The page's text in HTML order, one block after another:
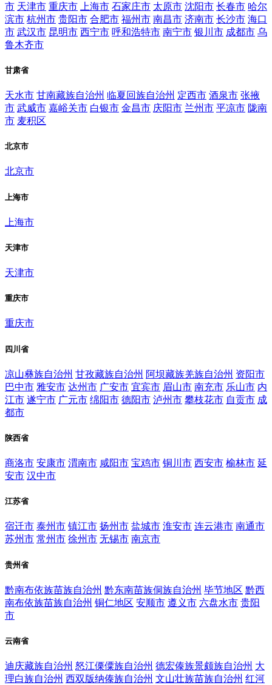
市 天津市 重庆市 上海市 石家庄市 太原市 沈阳市 长春市 哈尔
滨市 杭州市 贵阳市 合肥市 福州市 南昌市 济南市 长沙市 海口
市 武汉市 昆明市 西宁市 呼和浩特市 南宁市 银川市 成都市 乌
鲁木齐市
甘肃省
天水市 甘南藏族自治州 临夏回族自治州 定西市 酒泉市 张掖
市 武威市 嘉峪关市 白银市 金昌市 庆阳市 兰州市 平凉市 陇南
市 麦积区
北京市
北京市
上海市
上海市
天津市
天津市
重庆市
重庆市
四川省
凉山彝族自治州 甘孜藏族自治州 阿坝藏族羌族自治州 资阳市
巴中市 雅安市 达州市 广安市 宜宾市 眉山市 南充市 乐山市 内
江市 遂宁市 广元市 绵阳市 德阳市 泸州市 攀枝花市 自贡市 成
都市
陕西省
商洛市 安康市 渭南市 咸阳市 宝鸡市 铜川市 西安市 榆林市 延
安市 汉中市
江苏省
宿迁市 泰州市 镇江市 扬州市 盐城市 淮安市 连云港市 南通市
苏州市 常州市 徐州市 无锡市 南京市
贵州省
黔南布依族苗族自治州 黔东南苗族侗族自治州 毕节地区 黔西
南布依族苗族自治州 铜仁地区 安顺市 遵义市 六盘水市 贵阳
市
云南省
迪庆藏族自治州 怒江傈僳族自治州 德宏傣族景颇族自治州 大
理白族自治州 西双版纳傣族自治州 文山壮族苗族自治州 红河